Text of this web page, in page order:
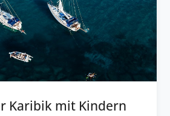
Karibik mit Kindern